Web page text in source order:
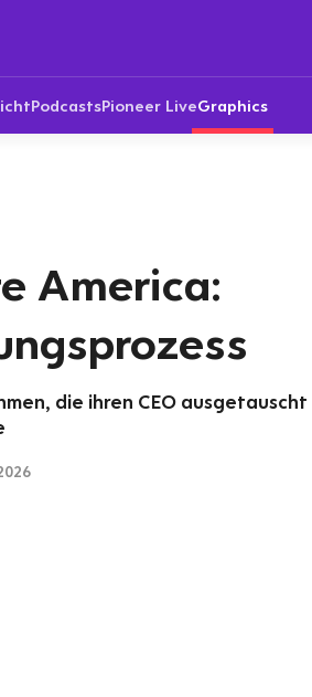
PodcastsPioneer LiveGraphics
America:
die ihren CEO